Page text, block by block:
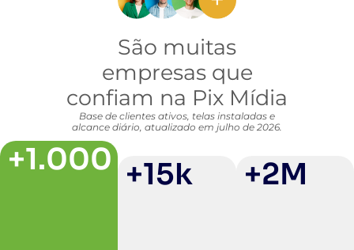
São muitas
empresas que
confiam na Pix Mídia
Base de clientes ativos, telas instaladas e
alcance diário, atualizado em julho de 2026.
+1.000 +15k +2M